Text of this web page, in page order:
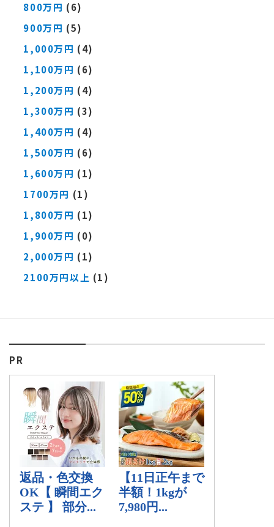
800万円 (6)
900万円 (5)
1,000万円 (4)
1,100万円 (6)
1,200万円 (4)
1,300万円 (3)
1,400万円 (4)
1,500万円 (6)
1,600万円 (1)
1700万円 (1)
1,800万円 (1)
1,900万円 (0)
2,000万円 (1)
2100万円以上 (1)
PR